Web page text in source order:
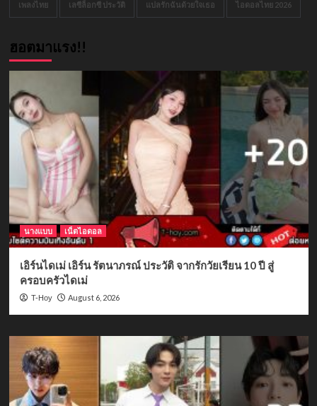
เพลงไทย เลซีล็อกซี ประวัติ แปลรักฉันด้วยใจเธอ ไอดอลไทย 2026
ฮอตมาแรง!!
นางแบบ เน็ตไอดอล
เอิร์นไดเม่ เอิร์น รัตนาภรณ์ ประวัติ จากรักวัยเรียน 10 ปี สู่
ครอบครัวไดเม่
T-Hoy August 6, 2026